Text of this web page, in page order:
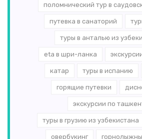
поломнический тур в
путевка в санаторий
туры в анталью из
eta в шри-ланка
катар туры в испанию
горящие путевки
экскурсии по
туры в грузию из узбекистана
овербукинг